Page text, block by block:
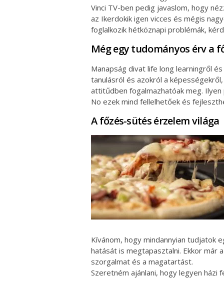
Vinci TV-ben pedig javaslom, hogy
az Ikerdokik igen vicces és mégis
foglalkozik hétköznapi problémák,
Még egy tudományos érv a
Manapság divat life long learningről
tanulásról és azokról a
attitűdben fogalmazhatóak meg.
No ezek mind fellelhetőek és
A főzés-sütés érzelem világa
Kívánom, hogy mindannyian tudjatok
hatását is megtapasztalni. Ekkor már
szorgalmat és a magatartást.
Szeretném ajánlani, hogy legyen